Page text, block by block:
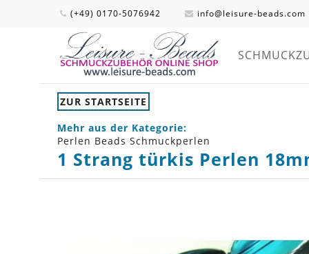
(+49) 0170-5076942 info@leisure-beads.com
ZUR STARTSEITE
Mehr aus der Kategorie:
Perlen Beads Schmuckperlen
1 Strang türkis Perlen